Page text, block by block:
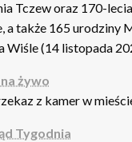
Tczew oraz 170-
a także 165 urodziny
Wiśle (14 listopada
żywo
z kamer w
Tygodnia